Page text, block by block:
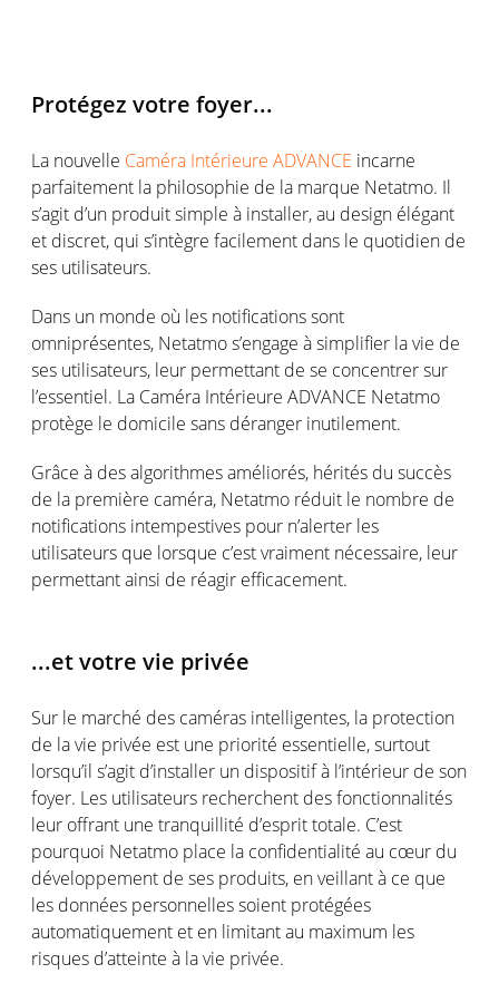
Protégez votre foyer...
La nouvelle Caméra Intérieure ADVANCE incarne
parfaitement la philosophie de la marque Netatmo. Il
s’agit d’un produit simple à installer, au design élégant
et discret, qui s’intègre facilement dans le quotidien de
ses utilisateurs.
Dans un monde où les notifications sont
omniprésentes, Netatmo s’engage à simplifier la vie de
ses utilisateurs, leur permettant de se concentrer sur
l’essentiel. La Caméra Intérieure ADVANCE Netatmo
protège le domicile sans déranger inutilement.
Grâce à des algorithmes améliorés, hérités du succès
de la première caméra, Netatmo réduit le nombre de
notifications intempestives pour n’alerter les
utilisateurs que lorsque c’est vraiment nécessaire, leur
permettant ainsi de réagir efficacement.
...et votre vie privée
Sur le marché des caméras intelligentes, la protection
de la vie privée est une priorité essentielle, surtout
lorsqu’il s’agit d’installer un dispositif à l’intérieur de son
foyer. Les utilisateurs recherchent des fonctionnalités
leur offrant une tranquillité d’esprit totale. C’est
pourquoi Netatmo place la confidentialité au cœur du
développement de ses produits, en veillant à ce que
les données personnelles soient protégées
automatiquement et en limitant au maximum les
risques d’atteinte à la vie privée.